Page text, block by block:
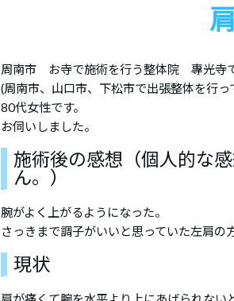
周南市 お寺で施術を行う整体院 專光寺で
(周南市、山口市、下松市で出張整体を行っ
80代女性です。
お伺いしました。
施術後の感想（個人的な
ん。）
腕がよく上がるようになった。
さっきまで調子がいいと思っていた左肩の
現状